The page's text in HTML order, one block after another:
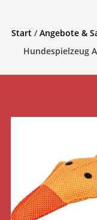
Start /Angebote &
Hundespielzeug